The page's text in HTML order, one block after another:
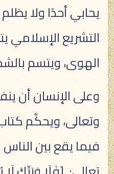
يحابي أحدًا ولا
التشريع الإسلامي
الهوى، ويتسم
وعلى الإنسان أن
وتعالى، ويحكِّم
فيما يقع بين